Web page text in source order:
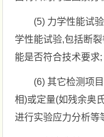
(5) 力学性能试
学性能试验,包括断
能是否符合技术要求;
(6) 其它检测项
相)或定量(如残余奥
进行实验应力分析等